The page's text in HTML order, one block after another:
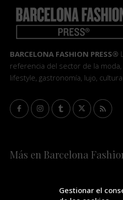
Gestionar el
BARCELONA FASHION PRESS®
referencia del sector de la
lifestyle, gastronomía, lujo,
Más en Barcelona